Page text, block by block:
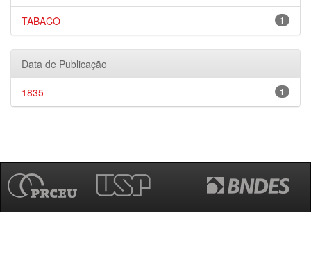
1
TABACO
Data de Publicação
1
1835